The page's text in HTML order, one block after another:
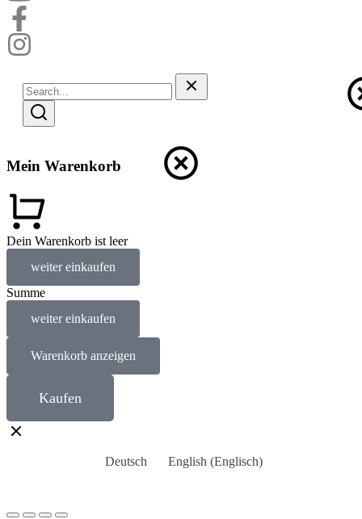
Mein Warenkorb
Dein Warenkorb ist leer
weiter einkaufen
Summe
weiter einkaufen
Warenkorb anzeigen
Kaufen
Deutsch English(Englisch)